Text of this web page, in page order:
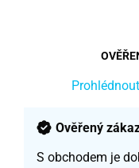
Ověřený
S obchodem je